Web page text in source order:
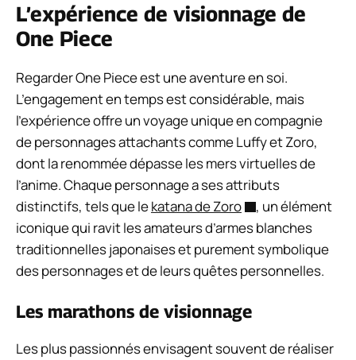
L’expérience de visionnage de
One Piece
Regarder One Piece est une aventure en soi.
L’engagement en temps est considérable, mais
l’expérience offre un voyage unique en compagnie
de personnages attachants comme Luffy et Zoro,
dont la renommée dépasse les mers virtuelles de
l’anime. Chaque personnage a ses attributs
distinctifs, tels que lekatana de Zoro
, un élément
iconique qui ravit les amateurs d’armes blanches
traditionnelles japonaises et purement symbolique
des personnages et de leurs quêtes personnelles.
Les marathons de visionnage
Les plus passionnés envisagent souvent de réaliser